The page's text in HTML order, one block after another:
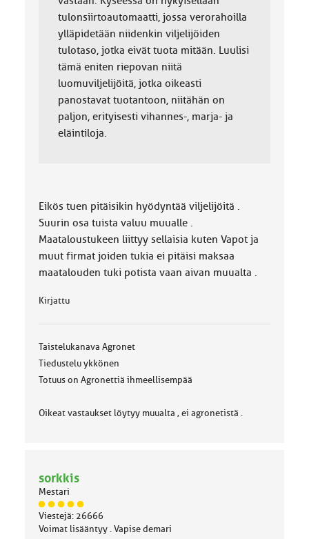
tulonsiirtoautomaatti, jossa verorahoilla
ylläpidetään niidenkin viljelijöiden
tulotaso, jotka eivät tuota mitään. Luulisi
tämä eniten riepovan niitä
luomuviljelijöitä, jotka oikeasti
panostavat tuotantoon, niitähän on
paljon, erityisesti vihannes-, marja- ja
eläintiloja.
Eikös tuen pitäisikin hyödyntää viljelijöitä .
Suurin osa tuista valuu muualle .
Maataloustukeen liittyy sellaisia kuten Vapot ja
muut firmat joiden tukia ei pitäisi maksaa
maatalouden tuki potista vaan aivan muualta .
Kirjattu
Taistelukanava Agronet
Tiedustelu ykkönen
Totuus on Agronettiä ihmeellisempää
Oikeat vastaukset löytyy muualta , ei agronetistä .
sorkkis
Mestari
J
ä
s
Viestejä: 26666
Voimat lisääntyy . Vapise demari